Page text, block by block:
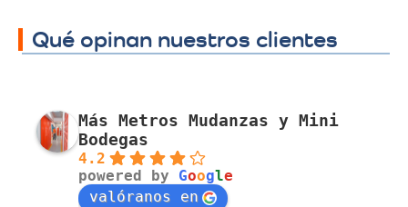
Qué opinan nuestros clientes
Más Metros Mudanzas y Mini
Bodegas
4.2
powered by Google
valóranos en